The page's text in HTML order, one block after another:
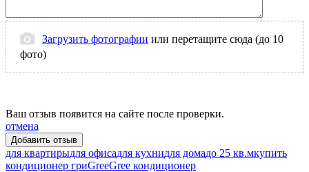
Загрузить фотографии или перетащите сюда (до 10
фото)
Ваш отзыв появится на сайте после проверки.
отмена
для квартирыдля офисадля кухнидля домадо 25 кв.мкупить
кондиционер гриGreeGree кондиционер